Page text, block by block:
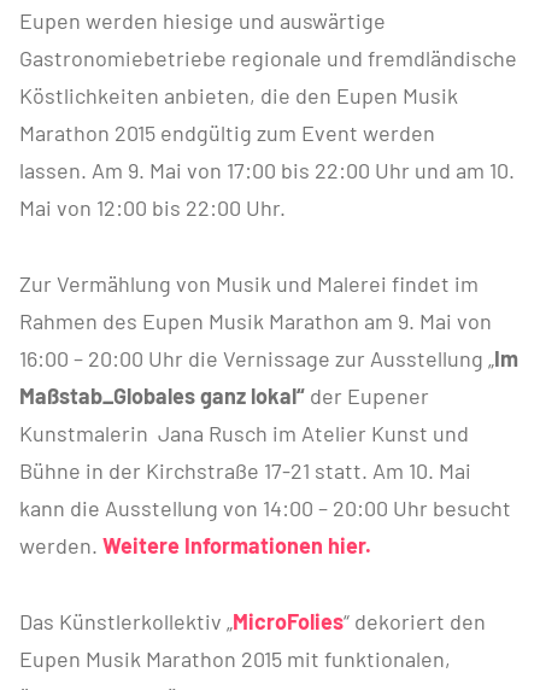
Eupen werden hiesige und auswärtige
Gastronomiebetriebe regionale und fremdländische
Köstlichkeiten anbieten, die den Eupen Musik
Marathon 2015 endgültig zum Event werden
lassen. Am 9. Mai von 17:00 bis 22:00 Uhr und am 10.
Mai von 12:00 bis 22:00 Uhr.
Zur Vermählung von Musik und Malerei findet im
Rahmen des Eupen Musik Marathon am 9. Mai von
16:00 – 20:00 Uhr die Vernissage zur Ausstellung „Im
Maßstab_Globales ganz lokal“ der Eupener
Kunstmalerin Jana Rusch im Atelier Kunst und
Bühne in der Kirchstraße 17-21 statt. Am 10. Mai
kann die Ausstellung von 14:00 – 20:00 Uhr besucht
werden. Weitere Informationen hier.
Das Künstlerkollektiv „MicroFolies“ dekoriert den
Eupen Musik Marathon 2015 mit funktionalen,